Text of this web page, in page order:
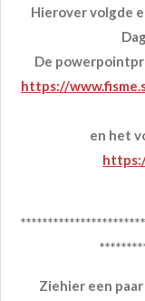
Hierover volgde
De
https://
en het
Ziehier een